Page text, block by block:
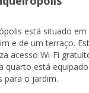
está situado em
e de um terraço.
acesso Wi-Fi
quarto está equipado
para o jardim.